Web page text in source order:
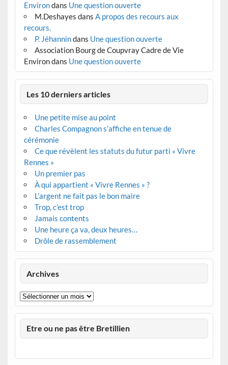
Environdans Une question ouverte
M.Deshayes dans A propos des recours aux
recours.
P. Jéhannindans Une question ouverte
Association Bourg de Coupvray Cadre de Vie
Environdans Une question ouverte
Les 10 derniers articles
Une petite mise au point
Charles Compagnon s’affiche en tenue de
cérémonie
Ce que révèlent les statuts du futur parti « Vivre
Rennes »
Un premier pas
À qui appartient « Vivre Rennes » ?
L’argent ne fait pas le bon maire
Trop, c’est trop
Jamais contents
Une heure ça va, deux heures…
Drôle de rassemblement
Archives
Archives
Etre ou ne pas être Bretillien